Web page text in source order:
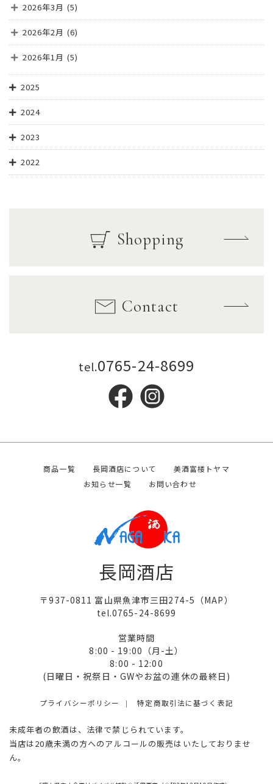
2026年3月 (5)
2026年2月 (6)
2026年1月 (5)
2025
2024
2023
2022
Shopping
Contact
tel.0765-24-8699
商品一覧 長岡酒店について
美酒富楼トヤマ
お知らせ一覧
お問い合わせ
長岡酒店
〒937-0811 富山県魚津市三田274-5（MAP）
tel.0765-24-8699
営業時間
8:00 - 19:00（月-土）
8:00 - 12:00
(日曜日・祝祭日・GWやお盆の連休の最終日)
プライバシーポリシー 特定商取引法に基づく表記
未成年者の飲酒は、法律で禁じられています。
当店は20歳未満の方へのアルコールの販売はいたしておりませ
ん。